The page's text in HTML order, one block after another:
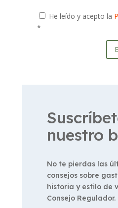
He leído y acepto la
*
nuestro
No te pierdas las
consejos sobre
historia y estilo de
Consejo Regulador.